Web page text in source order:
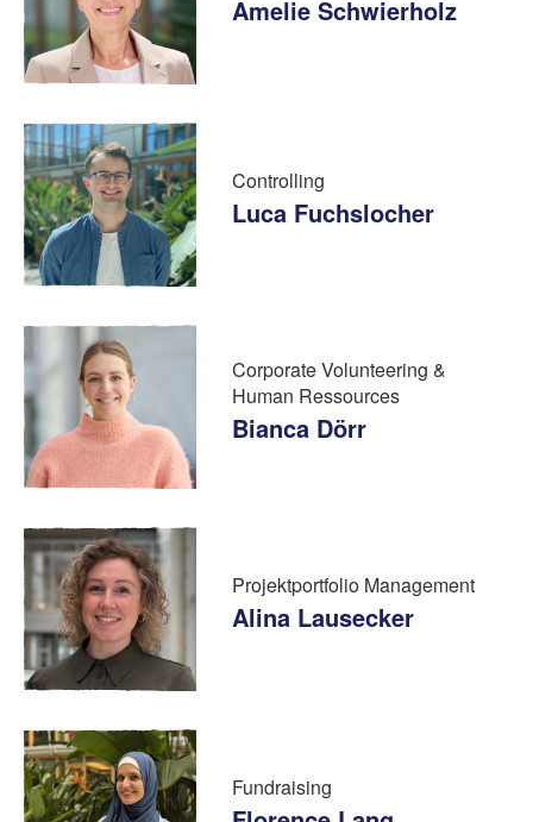
Amelie Schwierholz
Controlling
Luca Fuchslocher
Corporate Volunteering &
Human Ressources
Bianca Dörr
Projektportfolio Management
Alina Lausecker
Fundraising